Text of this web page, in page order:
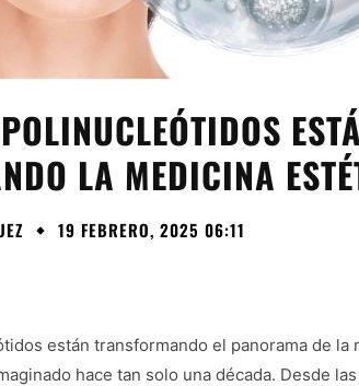
LA MEDICINA
19 FEBRERO, 2025 06:11
están transformando el panorama de la
hace tan solo una década. Desde